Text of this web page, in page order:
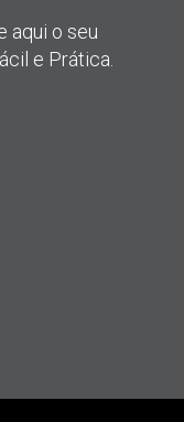
aqui o seu
e Prática.